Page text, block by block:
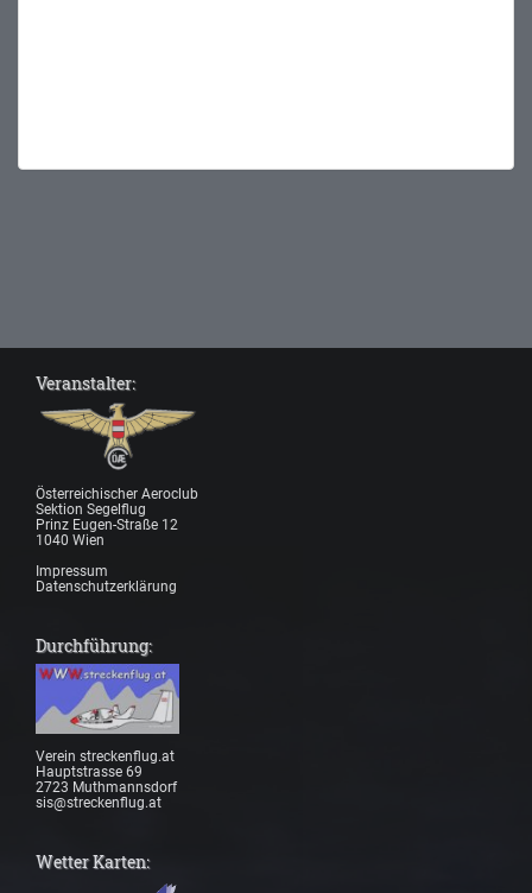
Veranstalter:
Österreichischer Aeroclub
Sektion Segelflug
Prinz Eugen-Straße 12
1040 Wien
Impressum
Datenschutzerklärung
Durchführung:
Verein streckenflug.at
Hauptstrasse 69
2723 Muthmannsdorf
sis@streckenflug.at
Wetter Karten: